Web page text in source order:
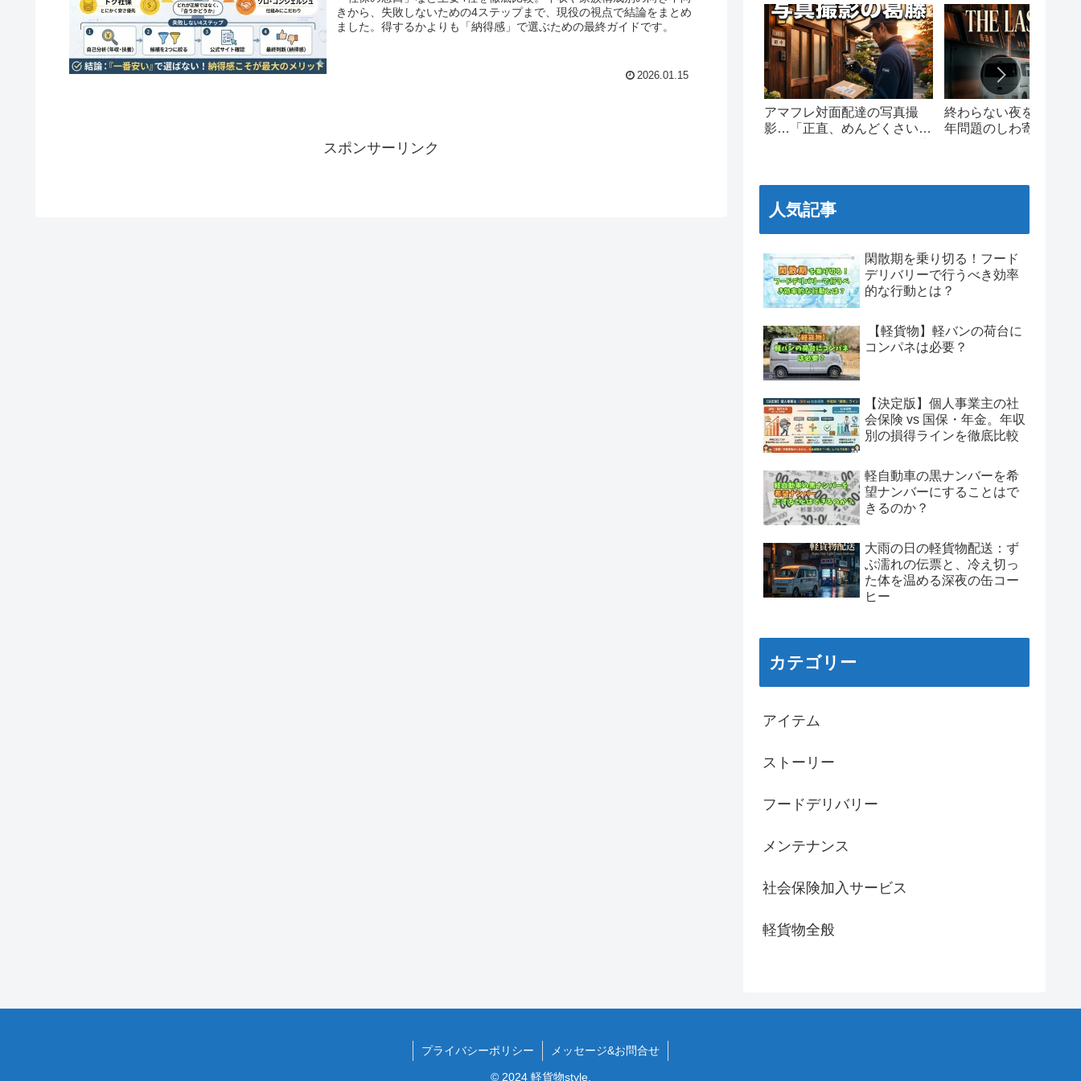
きから、失敗しないための4ステップまで、現役の視点で結論をまとめ
ました。得するかよりも「納得感」で選ぶための最終ガイドです。
2026.01.15
スポンサーリンク
アマフレ対面配達の写真撮
影…「正直、めんどくさい」
終わらない夜を走る。
年問題のしわ寄せと、
人気記事
閑散期を乗り切る！フード
デリバリーで行うべき効率
的な行動とは？
【軽貨物】軽バンの荷台に
コンパネは必要？
【決定版】個人事業主の社
会保険 vs 国保・年金。年収
別の損得ラインを徹底比較
軽自動車の黒ナンバーを希
望ナンバーにすることはで
きるのか？
大雨の日の軽貨物配送：ず
ぶ濡れの伝票と、冷え切っ
た体を温める深夜の缶コー
ヒー
カテゴリー
アイテム
ストーリー
フードデリバリー
メンテナンス
社会保険加入サービス
軽貨物全般
プライバシーポリシー メッセージ&お問合せ
© 2024 軽貨物style.